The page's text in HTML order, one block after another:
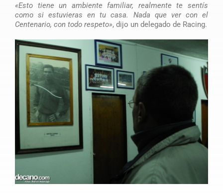
«Esto tiene un ambiente familiar, realmente te sentís
como si estuvieras en tu casa. Nada que ver con el
Centenario, con todo respeto», dijo un delegado de Racing.